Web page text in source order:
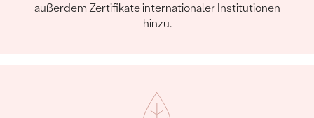
außerdem Zertifikate internationaler Institutionen
hinzu.